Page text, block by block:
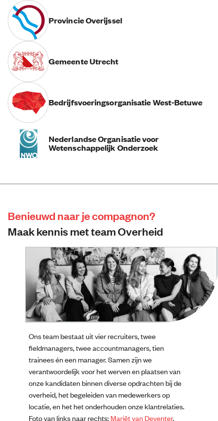
Provincie Overijssel
Gemeente Utrecht
Bedrijfsvoeringsorganisatie West-Betuwe
Nederlandse Organisatie voor
Wetenschappelijk Onderzoek
Benieuwd naar je compagnon?
Maak kennis met team Overheid
Ons team bestaat uit vier recruiters, twee
fieldmanagers, twee accountmanagers, tien
trainees én een manager. Samen zijn we
verantwoordelijk voor het werven en plaatsen van
onze kandidaten binnen diverse opdrachten bij de
overheid, het begeleiden van medewerkers op
locatie, en het het onderhouden onze klantrelaties.
Foto van links naar rechts:Mariët van Deventer,